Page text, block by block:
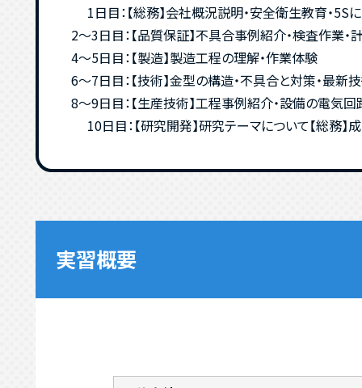
1日目：【総務】会社概況説明・安全衛生教育・5S
2～3日目：【品質保証】不具合事例紹介・検査作業
4～5日目：【製造】製造工程の理解・作業体験
6～7日目：【技術】金型の構造・不具合と対策・最新
8～9日目：【生産技術】工程事例紹介・設備の電気
10日目：【研究開発】研究テーマについて【総務】
実習概要